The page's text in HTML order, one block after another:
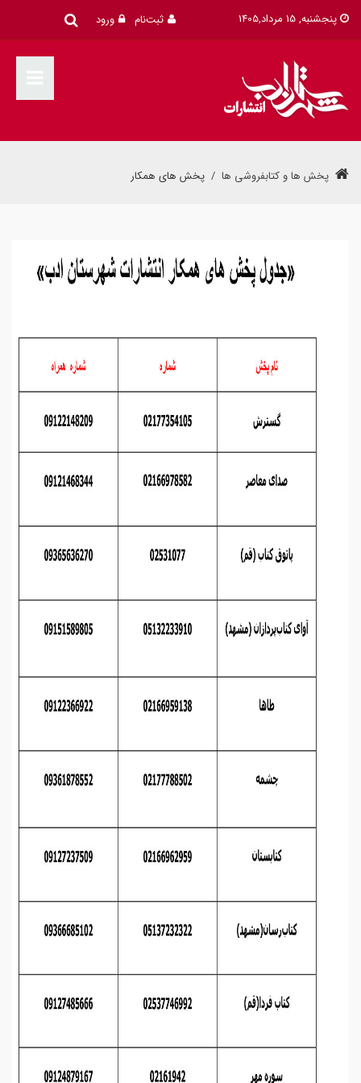
پنجشنبه, 15 مرداد,1405 ثبت‌نام ورود
پخش ها و کتابفروشی ها / پخش های همکار